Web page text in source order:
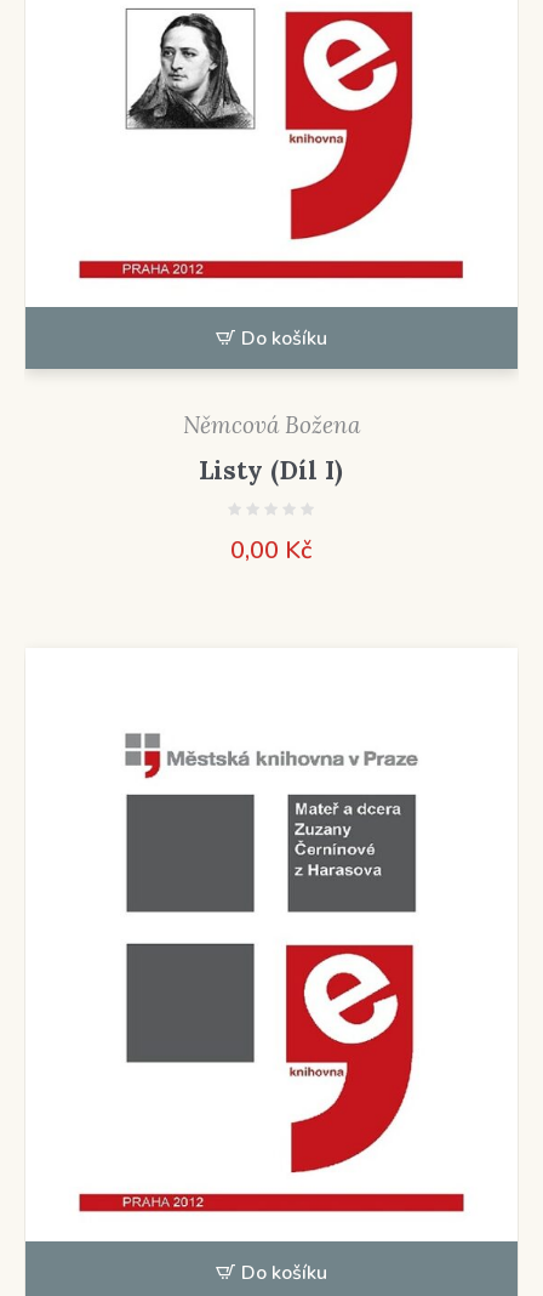
Do košíku
Němcová Božena
Listy (Díl I)
0,00 Kč
Do košíku